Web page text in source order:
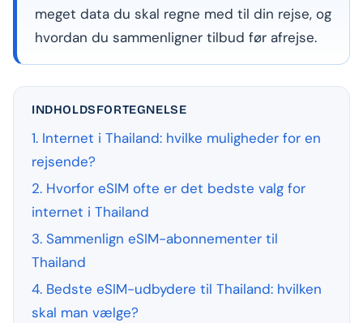
meget data du skal regne med til din rejse, og
hvordan du sammenligner tilbud før afrejse.
INDHOLDSFORTEGNELSE
1. Internet i Thailand: hvilke muligheder for en
rejsende?
2. Hvorfor eSIM ofte er det bedste valg for
internet i Thailand
3. Sammenlign eSIM-abonnementer til
Thailand
4. Bedste eSIM-udbydere til Thailand: hvilken
skal man vælge?